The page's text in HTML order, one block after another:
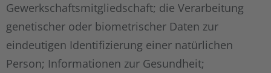
Gewerkschaftsmitgliedschaft; die Verarbeitung
genetischer oder biometrischer Daten zur
eindeutigen Identifizierung einer natürlichen
Person; Informationen zur Gesundheit;